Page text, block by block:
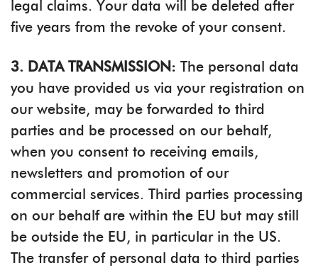
legal claims. Your data will be deleted after
five years from the revoke of your consent.
3. DATA TRANSMISSION: The personal data
you have provided us via your registration on
our website, may be forwarded to third
parties and be processed on our behalf,
when you consent to receiving emails,
newsletters and promotion of our
commercial services. Third parties processing
on our behalf are within the EU but may still
be outside the EU, in particular in the US.
The transfer of personal data to third parties